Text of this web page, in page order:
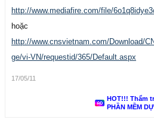
http://www.mediafire.com/file/
hoặc
http://www.cnsvietnam.com/Download/
ge/vi-VN/requestid/365/Default.aspx
17/05/11
HOT!!! Thẩm
PHẦN MỀM